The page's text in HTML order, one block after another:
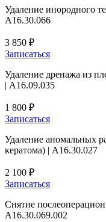
Удаление инородного
A16.30.066
3 850 ₽
Записаться
Удаление дренажа из
| A16.09.035
1 800 ₽
Записаться
Удаление аномальных
кератома) | A16.30.027
2 100 ₽
Записаться
Снятие
A16.30.069.002